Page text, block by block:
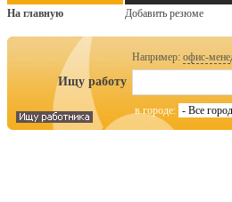
На главную Добавить резюме
Например: офис-
Ищу работу
в городе: